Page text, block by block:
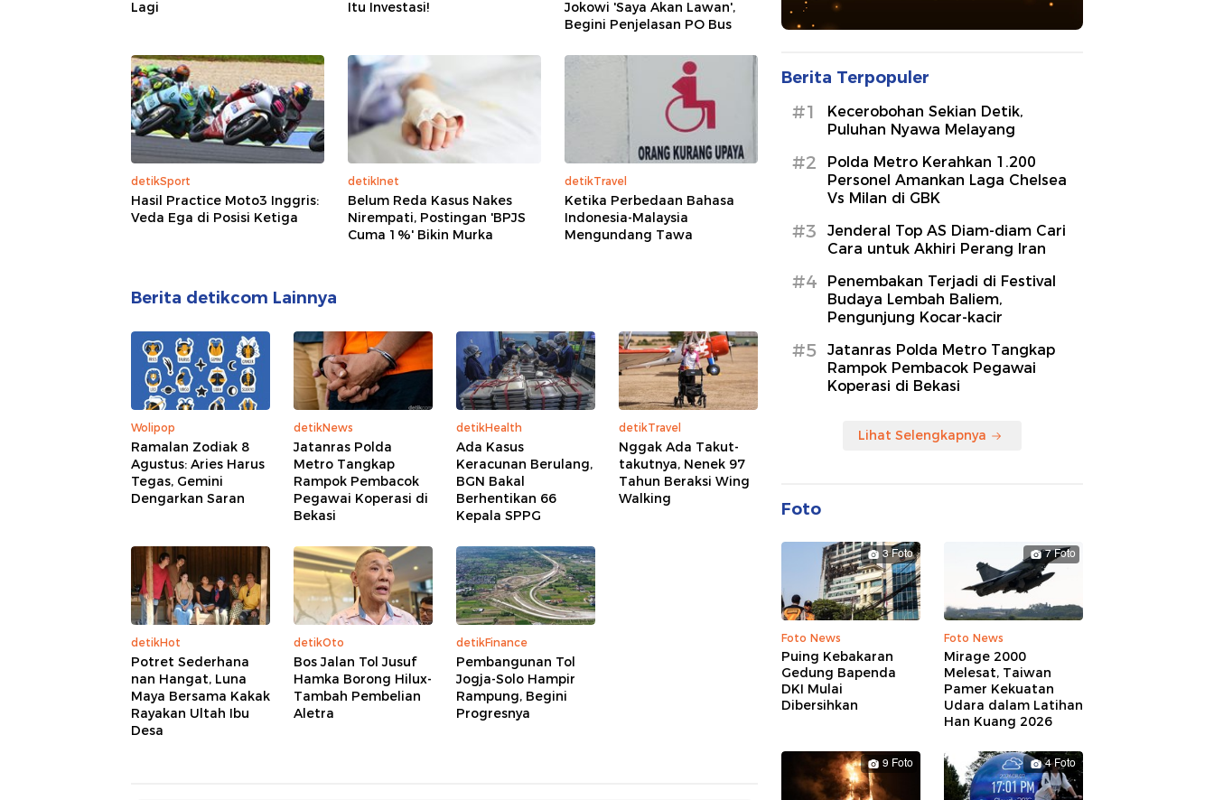
Lagi
Itu Investasi!
Jokowi 'Saya Akan Lawan',
Begini Penjelasan PO Bus
detikSport
Hasil Practice Moto3 Inggris:
Veda Ega di Posisi Ketiga
detikInet
Belum Reda Kasus Nakes
Nirempati, Postingan 'BPJS
Cuma 1%' Bikin Murka
detikTravel
Ketika Perbedaan Bahasa
Indonesia-Malaysia
Mengundang Tawa
Berita detikcom Lainnya
Wolipop
Ramalan Zodiak 8
Agustus: Aries Harus
Tegas, Gemini
Dengarkan Saran
detikNews
Jatanras Polda
Metro Tangkap
Rampok Pembacok
Pegawai Koperasi di
Bekasi
detikHealth
Ada Kasus
Keracunan Berulang,
BGN Bakal
Berhentikan 66
Kepala SPPG
detikTravel
Nggak Ada Takut-
takutnya, Nenek 97
Tahun Beraksi Wing
Walking
detikHot
Potret Sederhana
nan Hangat, Luna
Maya Bersama Kakak
Rayakan Ultah Ibu
Desa
detikOto
Bos Jalan Tol Jusuf
Hamka Borong Hilux-
Tambah Pembelian
Aletra
detikFinance
Pembangunan Tol
Jogja-Solo Hampir
Rampung, Begini
Progresnya
Berita Terpopuler
#1
Kecerobohan Sekian Detik,
Puluhan Nyawa Melayang
#2
Polda Metro Kerahkan 1.200
Personel Amankan Laga Chelsea
Vs Milan di GBK
#3
Jenderal Top AS Diam-diam Cari
Cara untuk Akhiri Perang Iran
#4
Penembakan Terjadi di Festival
Budaya Lembah Baliem,
Pengunjung Kocar-kacir
#5
Jatanras Polda Metro Tangkap
Rampok Pembacok Pegawai
Koperasi di Bekasi
Lihat Selengkapnya
Foto
3 Foto
Foto News
Puing Kebakaran
Gedung Bapenda
DKI Mulai
Dibersihkan
7 Foto
Foto News
Mirage 2000
Melesat, Taiwan
Pamer Kekuatan
Udara dalam Latihan
Han Kuang 2026
9 Foto 4 Foto